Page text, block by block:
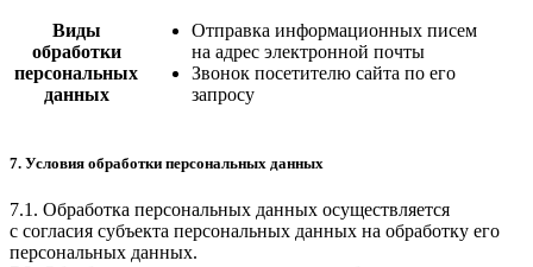
Виды
обработки
персональных
данных
Отправка информационных писем
на адрес электронной почты
Звонок посетителю сайта по его
запросу
7. Условия обработки персональных данных
7.1. Обработка персональных данных осуществляется
с согласия субъекта персональных данных на обработку его
персональных данных.